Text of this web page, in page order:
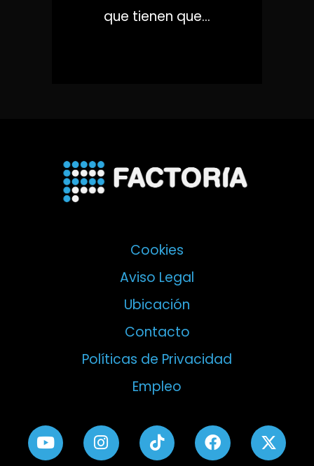
que tienen que...
Cookies
Aviso Legal
Ubicación
Contacto
Políticas de Privacidad
Empleo